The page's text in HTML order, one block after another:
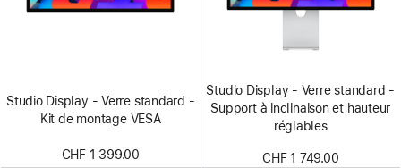
Studio Display - Verre standard -
Kit de montage VESA
CHF 1 399.00
Studio Display - Verre standard -
Support à inclinaison et hauteur
réglables
CHF 1 749.00